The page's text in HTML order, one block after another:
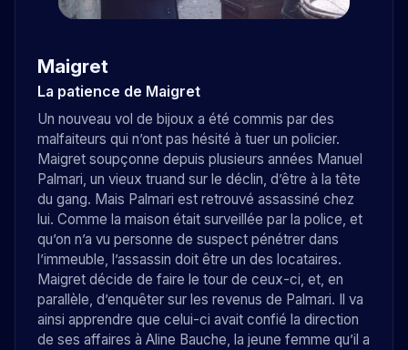
Maigret
La patience de Maigret
Un nouveau vol de bijoux a été commis par des
malfaiteurs qui n’ont pas hésité à tuer un policier.
Maigret soupçonne depuis plusieurs années Manuel
Palmari, un vieux truand sur le déclin, d’être à la tête
du gang. Mais Palmari est retrouvé assassiné chez
lui. Comme la maison était surveillée par la police, et
qu’on n’a vu personne de suspect pénétrer dans
l’immeuble, l’assassin doit être un des locataires.
Maigret décide de faire le tour de ceux-ci, et, en
parallèle, d’enquêter sur les revenus de Palmari. Il va
ainsi apprendre que celui-ci avait confié la direction
de ses affaires à Aline Bauche, la jeune femme qu’il a